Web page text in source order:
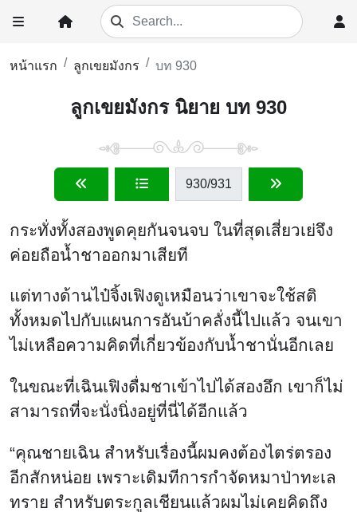
หน้าแรก ลูกเขยมังกร บท 930
ลูกเขยมังกร นิยาย บท 930
930/931
กระทั่งทั้งสองพูดคุยกันจนจบ ในที่สุดเสี่ยวเย่จึง
ค่อยถือน้ำชาออกมาเสียที
แต่ทางด้านไป๋จิ้งเฟิงดูเหมือนว่าเขาจะใช้สติ
ทั้งหมดไปกับแผนการอันบ้าคลั่งนี้ไปแล้ว จนเขา
ไม่เหลือความคิดที่เกี่ยวข้องกับน้ำชานั่นอีกเลย
ในขณะที่เฉินเฟิงดื่มชาเข้าไปได้สองอึก เขาก็ไม่
สามารถที่จะนั่งนิ่งอยู่ที่นี่ได้อีกแล้ว
“คุณชายเฉิน สำหรับเรื่องนี้ผมคงต้องไตร่ตรอง
อีกสักหน่อย เพราะเดิมทีการกำจัดหมาป่าทะเล
ทราย สำหรับตระกูลเชียนแล้วผมไม่เคยคิดถึง